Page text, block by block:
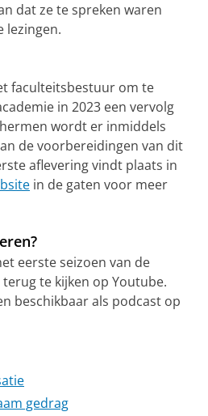
dat ze te spreken waren
lezingen.
faculteitsbestuur om te
in 2023 een vervolg
wordt er inmiddels
de voorbereidingen van dit
aflevering vindt plaats in
in de gaten voor meer
eerste seizoen van de
te kijken op Youtube.
beschikbaar als podcast op
gedrag